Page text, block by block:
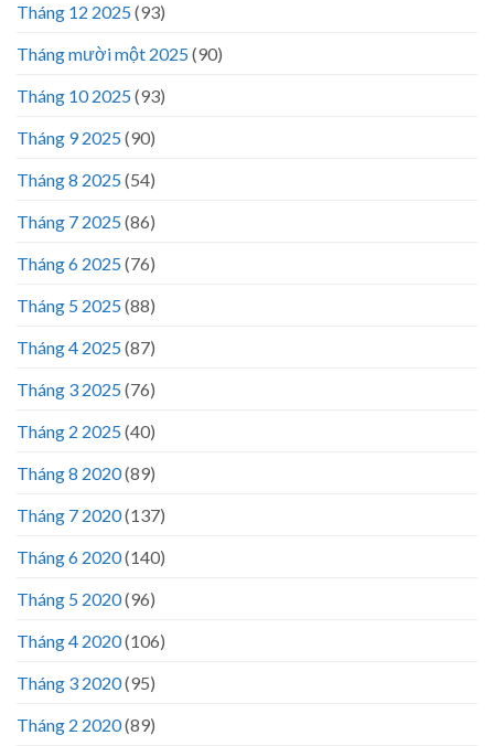
Tháng 12 2025(93)
Tháng mười một 2025(90)
Tháng 10 2025(93)
Tháng 9 2025(90)
Tháng 8 2025(54)
Tháng 7 2025(86)
Tháng 6 2025(76)
Tháng 5 2025(88)
Tháng 4 2025(87)
Tháng 3 2025(76)
Tháng 2 2025(40)
Tháng 8 2020(89)
Tháng 7 2020(137)
Tháng 6 2020(140)
Tháng 5 2020(96)
Tháng 4 2020(106)
Tháng 3 2020(95)
Tháng 2 2020(89)